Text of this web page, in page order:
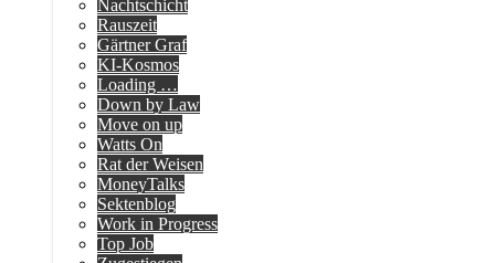
Nachtschicht
Rauszeit
Gärtner Graf
KI-Kosmos
Loading …
Down by Law
Move on up
Watts On
Rat der Weisen
MoneyTalks
Sektenblog
Work in Progress
Top Job